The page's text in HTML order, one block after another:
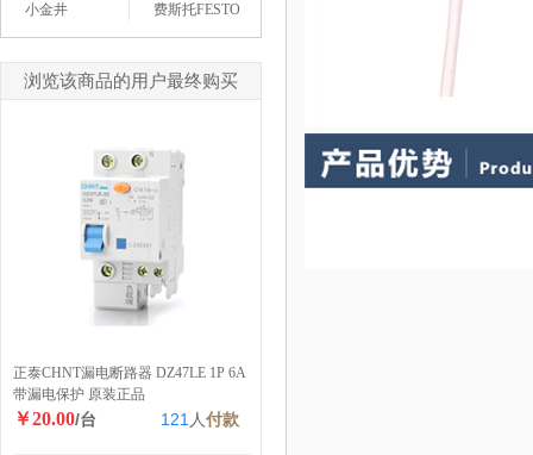
小金井
费斯托FESTO
浏览该商品的用户最终购买
正泰CHNT漏电断路器 DZ47LE 1P 6A
带漏电保护 原装正品
￥20.00/台 121 人付款